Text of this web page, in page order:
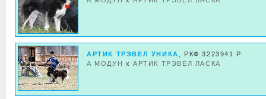
АРТИК ТРЭВЕЛ УНИКА
, РКФ 3223941 Р
А МОДУН xАРТИК ТРЭВЕЛ ЛАСКА